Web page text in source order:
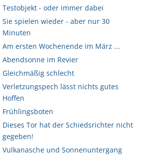
Testobjekt - oder immer dabei
Sie spielen wieder - aber nur 30
Minuten
Am ersten Wochenende im März ...
Abendsonne im Revier
Gleichmäßig schlecht
Verletzungspech lässt nichts gutes
Hoffen
Frühlingsboten
Dieses Tor hat der Schiedsrichter nicht
gegeben!
Vulkanasche und Sonnenuntergang